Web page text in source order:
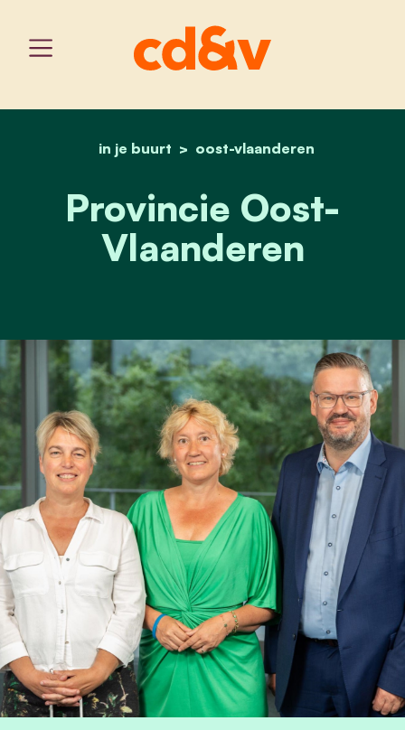
home
in je buurt oost-vlaanderen
provincie oost-
Provincie Oost-
Vlaanderen